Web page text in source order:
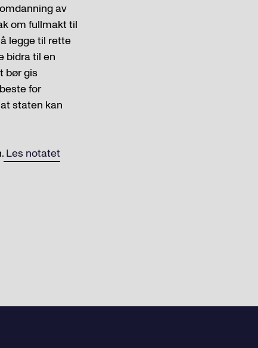
av
om fullmakt til
legge til rette
bidra til en
bør gis
for
staten kan
Les notatet